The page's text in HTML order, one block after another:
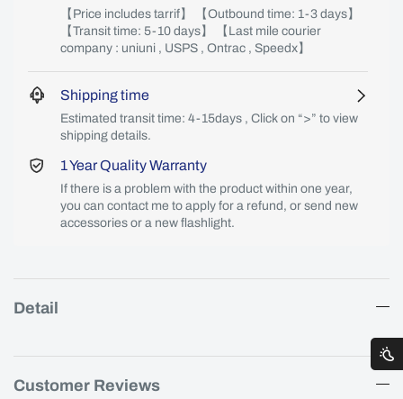
【Price includes tarrif】 【Outbound time: 1-3 days】
【Transit time: 5-10 days】 【Last mile courier
company : uniuni , USPS , Ontrac , Speedx】
Shipping time
Estimated transit time: 4-15days , Click on “>” to view
shipping details.
1 Year Quality Warranty
If there is a problem with the product within one year,
you can contact me to apply for a refund, or send new
accessories or a new flashlight.
Detail
Customer Reviews